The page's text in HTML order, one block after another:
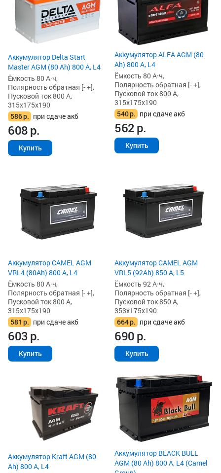
Аккумулятор Delta Start
Master AGM (80 Ah) 800 А, L4
Ёмкость 80 А·ч,
Полярность обратная [- +],
Пусковой ток 800 А,
315x175x190
586р. при сдаче акб
608р.
Купить
Аккумулятор ALFA AGM (80
Ah) 800 А, L4
Ёмкость 80 А·ч,
Полярность обратная [- +],
Пусковой ток 800 А,
315x175x190
540р. при сдаче акб
562р.
Купить
Аккумулятор CAMEL AGM
VRL4 (80Ah) 800 А, L4
Ёмкость 80 А·ч,
Полярность обратная [- +],
Пусковой ток 800 А,
315x175x190
581 р. при сдаче акб
603р.
Купить
Аккумулятор CAMEL AGM
VRL5 (92Ah) 850 А, L5
Ёмкость 92 А·ч,
Полярность обратная [- +],
Пусковой ток 850 А,
353x175x190
664р. при сдаче акб
690р.
Купить
Аккумулятор Kraft AGM (80
Ah) 800 А, L4
Аккумулятор BLACK BULL
AGM (80 Ah) 800 А, L4 (Camel